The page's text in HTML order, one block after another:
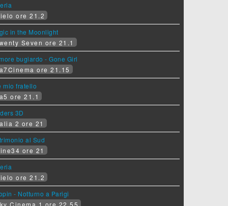
ore 21.2
in the Moonlight
Seven ore 21.1
bugiardo - Gone Girl
ore 21.15
mio fratello
ore 21.1
3D
2 ore 21
al Sud
ore 21
ore 21.2
- Notturno a Parigi
Cinema 1 ore 22.55